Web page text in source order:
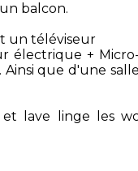
balcon.
un téléviseur
électrique +
que d'une
et lave linge les